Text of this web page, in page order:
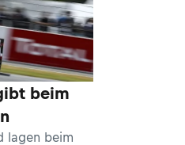
beim
lagen beim